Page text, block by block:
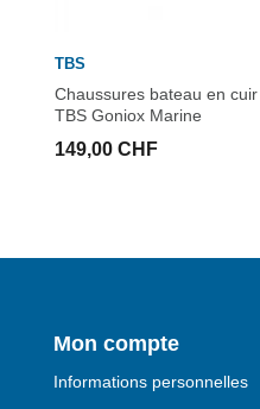
TBS
Chaussures bateau en cuir
TBS Goniox Marine
149,00 CHF
Mon compte
Informations personnelles